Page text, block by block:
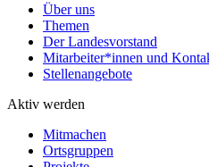
Über uns
Themen
Der Landesvorstand
Mitarbeiter*innen und
Stellenangebote
Aktiv werden
Mitmachen
Ortsgruppen